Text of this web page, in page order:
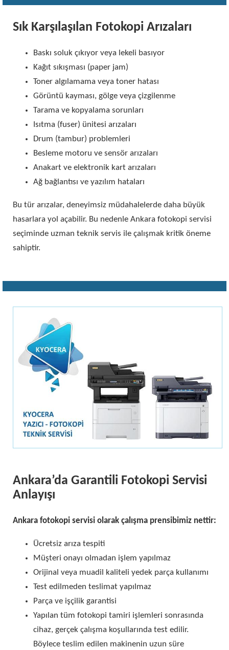
Sık Karşılaşılan Fotokopi Arızaları
Baskı soluk çıkıyor veya lekeli basıyor
Kağıt sıkışması (paper jam)
Toner algılamama veya toner hatası
Görüntü kayması, gölge veya çizgilenme
Tarama ve kopyalama sorunları
Isıtma (fuser) ünitesi arızaları
Drum (tambur) problemleri
Besleme motoru ve sensör arızaları
Anakart ve elektronik kart arızaları
Ağ bağlantısı ve yazılım hataları
Bu tür arızalar, deneyimsiz müdahalelerde daha büyük
hasarlara yol açabilir. Bu nedenle Ankara fotokopi servisi
seçiminde uzman teknik servis ile çalışmak kritik öneme
sahiptir.
Ankara’da Garantili Fotokopi Servisi
Anlayışı
Ankara fotokopi servisi olarak çalışma prensibimiz nettir:
Ücretsiz arıza tespiti
Müşteri onayı olmadan işlem yapılmaz
Orijinal veya muadil kaliteli yedek parça kullanımı
Test edilmeden teslimat yapılmaz
Parça ve işçilik garantisi
Yapılan tüm fotokopi tamiri işlemleri sonrasında
cihaz, gerçek çalışma koşullarında test edilir.
Böylece teslim edilen makinenin uzun süre